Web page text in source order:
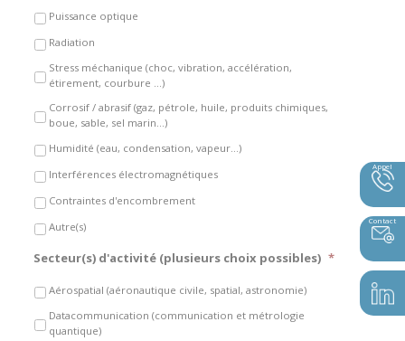
Puissance optique
Radiation
Stress méchanique (choc, vibration, accélération,
étirement, courbure …)
Corrosif / abrasif (gaz, pétrole, huile, produits chimiques,
boue, sable, sel marin…)
Humidité (eau, condensation, vapeur…)
Interférences électromagnétiques
Contraintes d'encombrement
Autre(s)
Secteur(s) d'activité (plusieurs choix possibles) *
Aérospatial (aéronautique civile, spatial, astronomie)
Datacommunication (communication et métrologie
quantique)
Appel
Contact